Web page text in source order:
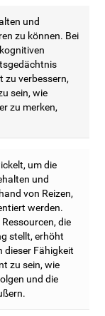
und
zu können. Bei
zu verbessern,
sein, wie
zu merken,
um die
und
von Reizen,
werden.
die
stellt, erhöht
dieser Fähigkeit
zu sein, wie
und die